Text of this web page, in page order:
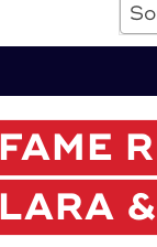
FAME
LARA